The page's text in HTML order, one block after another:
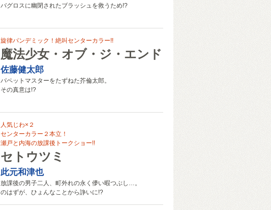
バグロスに幽閉されたブラッシュを救うため!?
旋律パンデミック！絶叫センターカラー!!
魔法少女・オブ・ジ・エンド
佐藤健太郎
パペットマスターをたずねた芥倫太郎。
その真意は!?
人気じわ×２
センターカラー２本立！
瀬戸と内海の放課後トークショー!!
セトウツミ
此元和津也
放課後の男子二人、町外れの永く儚い暇つぶし…。
のはずが、ひょんなことから諍いに!?